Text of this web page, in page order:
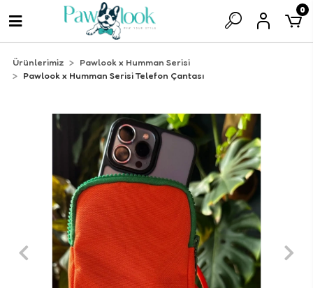
0
Ürünlerimiz
Pawlook x Humman Serisi
Pawlook x Humman Serisi Telefon Çantası